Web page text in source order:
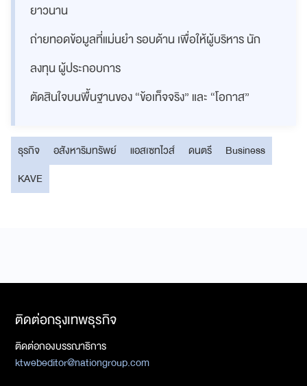
ยาวนาน
ถ่ายทอดข้อมูลที่แม่นยำ รอบด้าน เพื่อให้ผู้บริหาร นัก
ลงทุน ผู้ประกอบการ
ตัดสินใจบนพื้นฐานของ “ข้อเท็จจริง” และ “โอกาส”
ธุรกิจ อสังหาริมทรัพย์ แอสเซทไวส์ ดนตรี
Business
KAVE
ติดต่อกรุงเทพธุรกิจ
ติดต่อกองบรรณาธิการ
ktwebeditor@nationgroup.com